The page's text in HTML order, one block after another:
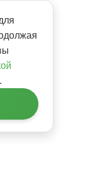
.